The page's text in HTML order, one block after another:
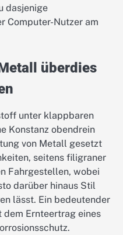
dasjenige
Computer-Nutzer am
überdies
unter klappbaren
Konstanz obendrein
von Metall gesetzt
seitens filigraner
Fahrgestellen, wobei
darüber hinaus Stil
lässt. Ein bedeutender
dem Ernteertrag eines